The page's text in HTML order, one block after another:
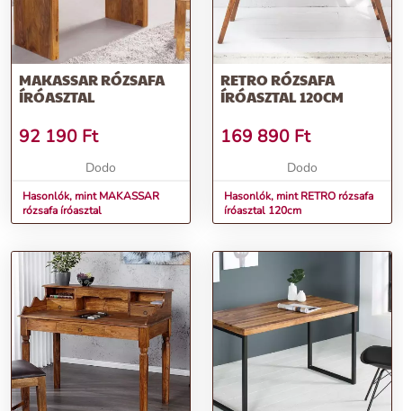
MAKASSAR RÓZSAFA
ÍRÓASZTAL
92 190 Ft
Dodo
Hasonlók, mint MAKASSAR
rózsafa íróasztal
RETRO RÓZSAFA
ÍRÓASZTAL 120CM
169 890 Ft
Dodo
Hasonlók, mint RETRO rózsafa
íróasztal 120cm